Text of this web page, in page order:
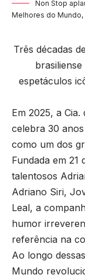
Non Stop
Melhores do
Três décadas
espetáculos
Em 2025, a
celebra 30
como um dos
Fundada em 21
talentosos
Adriano Siri,
Leal, a
humor
referência na
Ao longo
Mundo